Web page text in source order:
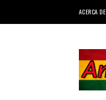
ACERCA DE